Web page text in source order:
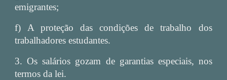
emigrantes;
f) A proteção das condições de trabalho dos
trabalhadores estudantes.
3. Os salários gozam de garantias especiais, nos
termos da lei.